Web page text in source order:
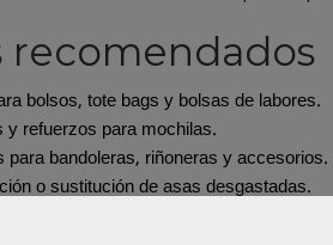
recomendados
bolsos, tote bags y bolsas de labores.
y refuerzos para mochilas.
para bandoleras, riñoneras y accesorios.
o sustitución de asas desgastadas.